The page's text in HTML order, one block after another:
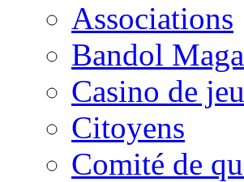
Associations
Bandol
Casino de
Citoyens
Comité de